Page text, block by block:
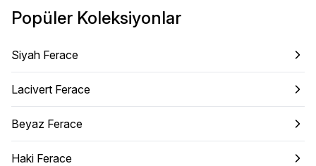
Popüler Koleksiyonlar
Siyah Ferace
Lacivert Ferace
Beyaz Ferace
Haki Ferace